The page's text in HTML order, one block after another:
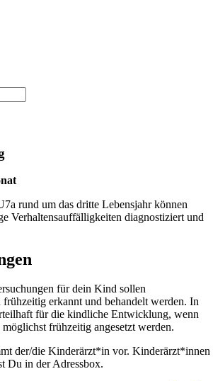
rund um das dritte Lebensjahr können
Verhaltensauffälligkeiten diagnostiziert und
für dein Kind sollen
erkannt und behandelt werden. In
für die kindliche Entwicklung, wenn
frühzeitig angesetzt werden.
der/die Kinderärzt*in vor. Kinderärzt*innen
Du in der Adressbox.